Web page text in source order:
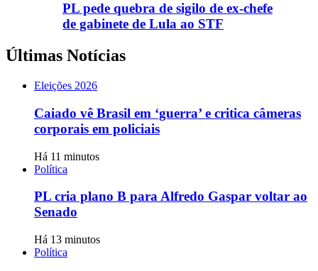
PL pede quebra de sigilo de ex-chefe
de gabinete de Lula ao STF
Últimas Notícias
Eleições 2026
Caiado vê Brasil em ‘guerra’ e critica câmeras
corporais em policiais
Há 11 minutos
Política
PL cria plano B para Alfredo Gaspar voltar ao
Senado
Há 13 minutos
Política